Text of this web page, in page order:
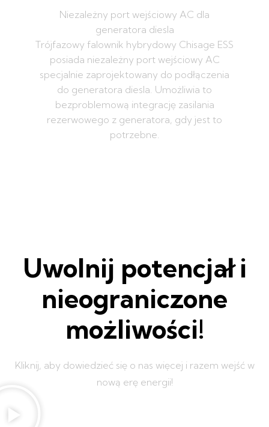
Niezależny port wejściowy AC dla
generatora diesla
Trójfazowy falownik hybrydowy Chisage ESS
posiada niezależny port wejściowy AC
specjalnie zaprojektowany do podłączenia
do generatora diesla. Umożliwia to
bezproblemową integrację zasilania
rezerwowego z generatora, gdy jest to
potrzebne.
Uwolnij potencjał i
nieograniczone
możliwości!
Kliknij, aby dowiedzieć się o nas więcej i razem wejść w
nową erę energii!